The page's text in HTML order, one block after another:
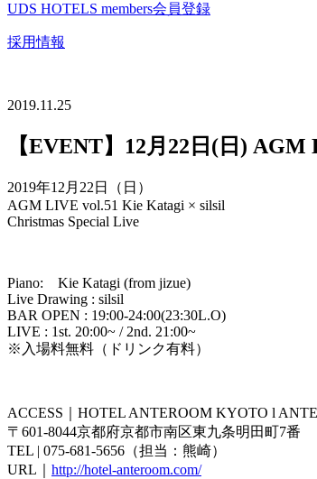
UDS HOTELS members会員登録
採用情報
2019.11.25
【EVENT】12月22日(日)
2019年12月22日（日）
AGM LIVE vol.51 Kie Katagi × silsil
Christmas Special Live
Piano: Kie Katagi (from jizue)
Live Drawing : silsil
BAR OPEN : 19:00-24:00(23:30L.O)
LIVE : 1st. 20:00~ / 2nd. 21:00~
※入場料無料（ドリンク有料）
ACCESS｜HOTEL ANTEROOM KYOTO l
〒601-8044京都府京都市南区東九条明田町7番
TEL | 075-681-5656（担当：熊崎）
URL｜ http://hotel-anteroom.com/